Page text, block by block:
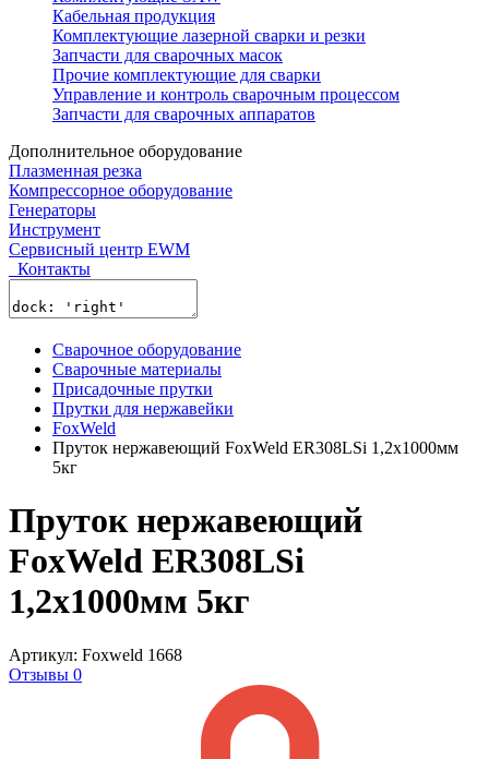
Кабельная продукция
Комплектующие лазерной сварки и резки
Запчасти для сварочных масок
Прочие комплектующие для сварки
Управление и контроль сварочным процессом
Запчасти для сварочных аппаратов
Дополнительное оборудование
Плазменная резка
Компрессорное оборудование
Генераторы
Инструмент
Сервисный центр EWM
Контакты
Сварочное оборудование
Сварочные материалы
Присадочные прутки
Прутки для нержавейки
FoxWeld
Пруток нержавеющий FoxWeld ER308LSi 1,2х1000мм
5кг
Пруток нержавеющий
FoxWeld ER308LSi
1,2х1000мм 5кг
Артикул: Foxweld 1668
Отзывы 0